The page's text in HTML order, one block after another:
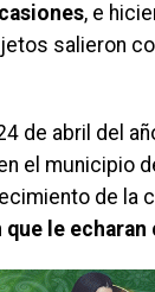
, e
salieron
de abril del
el municipio
de la
le